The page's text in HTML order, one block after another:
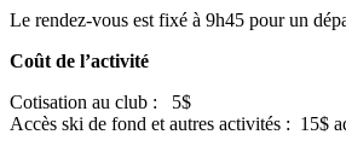
Le rendez-vous est fixé à 9h45 pour un
Coût de l’activité
Cotisation au club : 5$
Accès ski de fond et autres activités : 15$